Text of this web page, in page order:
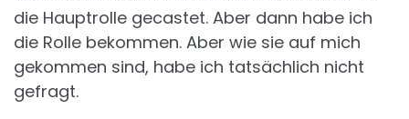
die Hauptrolle gecastet. Aber dann habe ich
die Rolle bekommen. Aber wie sie auf mich
gekommen sind, habe ich tatsächlich nicht
gefragt.